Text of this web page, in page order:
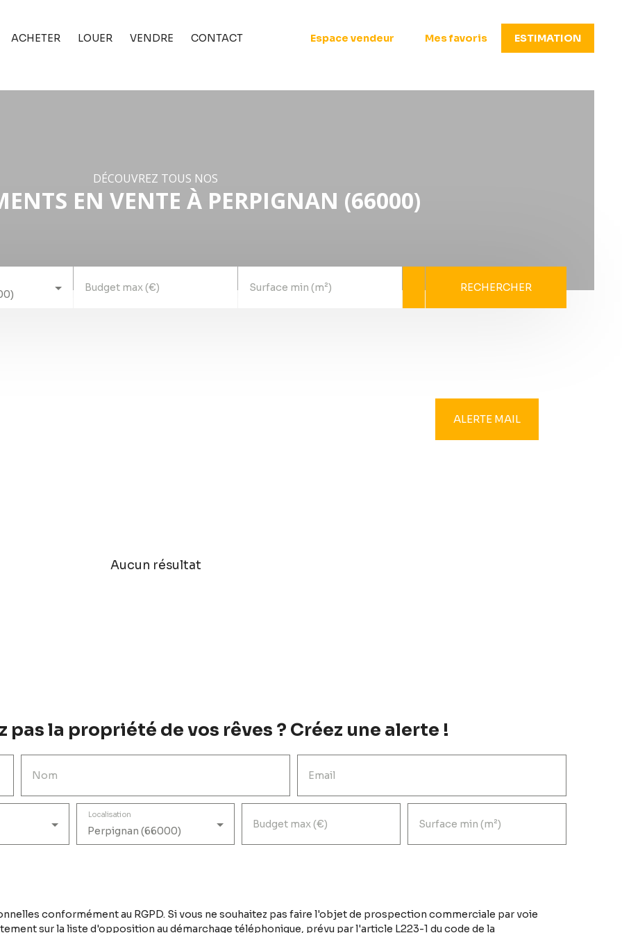
ACHETER LOUER VENDRE CONTACT Espace vendeur Mes favoris ESTIMATION
DÉCOUVREZ TOUS NOS
EN VENTE À PERPIGNAN (66000)
Budget max (€) Surface min (m²) RECHERCHER
ALERTE MAIL
Aucun résultat
pas la propriété de vos rêves ? Créez une alerte !
Nom Email
Perpignan (66000)
Localisation
Budget max (€) Surface min (m²)
conformément au RGPD. Si vous ne souhaitez pas faire l'objet de prospection commerciale par voie
sur la liste d'opposition au démarchage téléphonique, prévu par l'article L223-1 du code de la